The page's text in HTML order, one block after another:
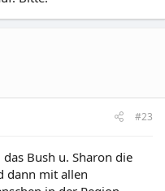
#23
Bush u. Sharon die
dann mit allen